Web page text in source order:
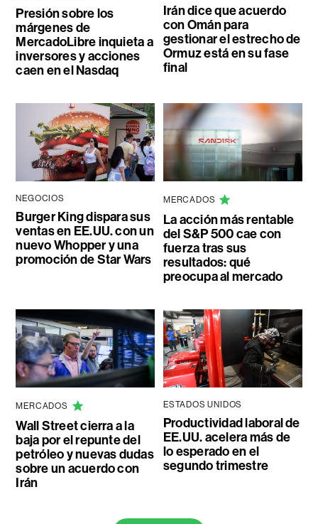
Presión sobre los
márgenes de
MercadoLibre inquieta a
inversores y acciones
caen en el Nasdaq
Irán dice que acuerdo
con Omán para
gestionar el estrecho de
Ormuz está en su fase
final
NEGOCIOS
Burger King dispara sus
ventas en EE.UU. con un
nuevo Whopper y una
promoción de Star Wars
MERCADOS
La acción más rentable
del S&P 500 cae con
fuerza tras sus
resultados: qué
preocupa al mercado
MERCADOS
Wall Street cierra a la
baja por el repunte del
petróleo y nuevas dudas
sobre un acuerdo con
Irán
ESTADOS UNIDOS
Productividad laboral de
EE.UU. acelera más de
lo esperado en el
segundo trimestre